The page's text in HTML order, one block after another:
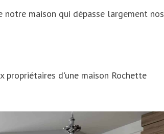
maison qui dépasse largement nos
propriétaires d'une maison Rochette